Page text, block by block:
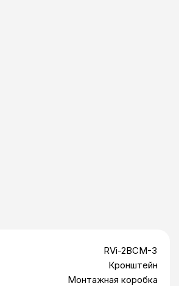
RVi-2BCM-3
Кронштейн
Монтажная коробка